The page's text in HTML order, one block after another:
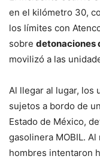
en el kilómetro 30,
los límites con
sobre detonaciones
movilizó a las
Al llegar al lugar, los
sujetos a bordo de
Estado de México,
gasolinera MOBIL.
hombres intentaron